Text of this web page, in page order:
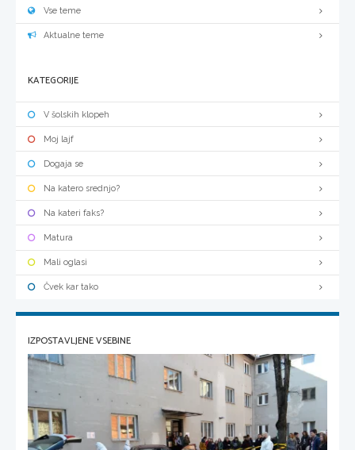
Vse teme
Aktualne teme
KATEGORIJE
V šolskih klopeh
Moj lajf
Dogaja se
Na katero srednjo?
Na kateri faks?
Matura
Mali oglasi
Čvek kar tako
IZPOSTAVLJENE VSEBINE